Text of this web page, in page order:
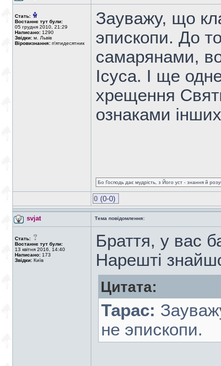
Стать:
Востаннє тут були:
05 грудня 2010, 21:29
Написано: 1290
Звідки: м. Львів
Віровизнання: п'ятидесятник
Зауважу, що
эпископи. До
самарянами,
Ісуса. І ще
хрещення
ознаками
Бо Господь дає мудрість, з Його уст - знання й
0 (0-0)
svjat Тема повідомлення:
Стать:
Востаннє тут були:
13 квітня 2016, 14:40
Написано: 173
Звідки: Київ
Браття, у вас
Нарешті
Цитата:
Тарас:
не эпископи.